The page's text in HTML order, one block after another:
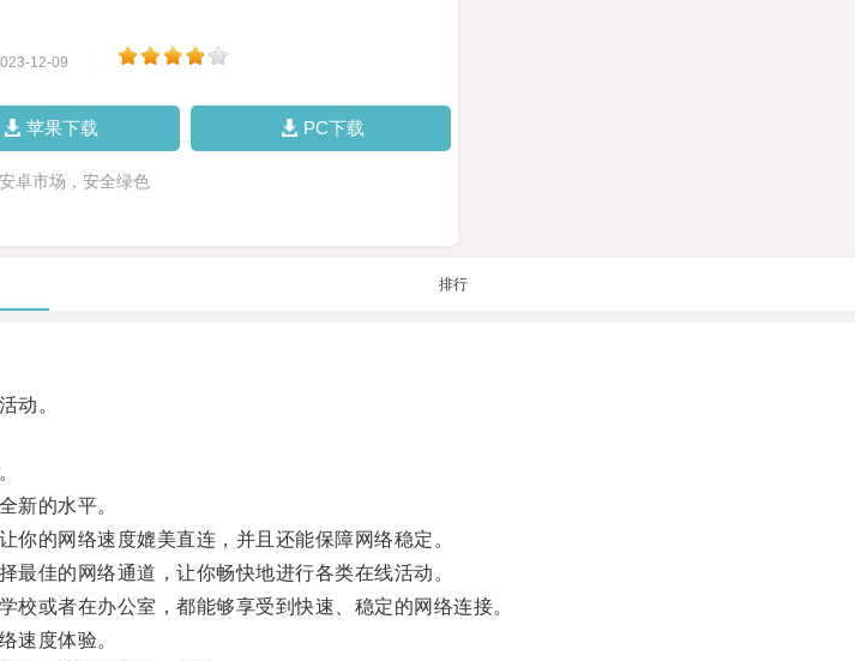
12-09
苹果下载 PC下载
安卓市场，安全绿色
排行
动。
新的水平。
的网络速度媲美直连，并且还能保障网络稳定。
佳的网络通道，让你畅快地进行各类在线活动。
或者在办公室，都能够享受到快速、稳定的网络连接。
速度体验。